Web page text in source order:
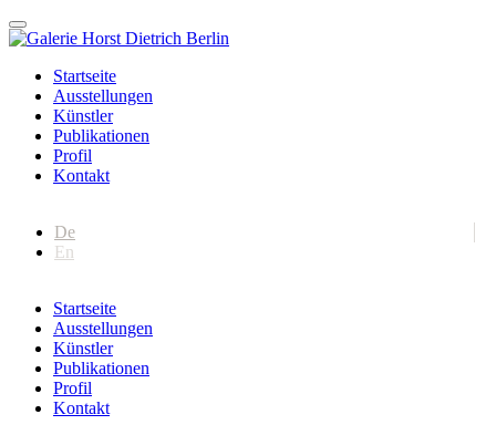
Startseite
Ausstellungen
Künstler
Publikationen
Profil
Kontakt
De
En
Startseite
Ausstellungen
Künstler
Publikationen
Profil
Kontakt